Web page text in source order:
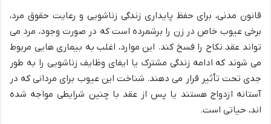
قانون مدنی، برای حفظ پایداری زندگی زناشویی و رعایت حقوق مرد،
برخی عیوب خاص در زن را برشمرده است که در صورت وجود، مرد می
تواند عقد نکاح را فسخ کند. این موارد، اغلب به بیماری هایی مربوط
می شوند که ادامه زندگی مشترک یا ایفای وظایف زناشویی را به طور
جدی تحت تأثیر قرار می دهند. شناخت این عیوب برای مردانی که در
آستانه ازدواج هستند یا پس از عقد با چنین شرایطی مواجه شده
اند، حیاتی است.